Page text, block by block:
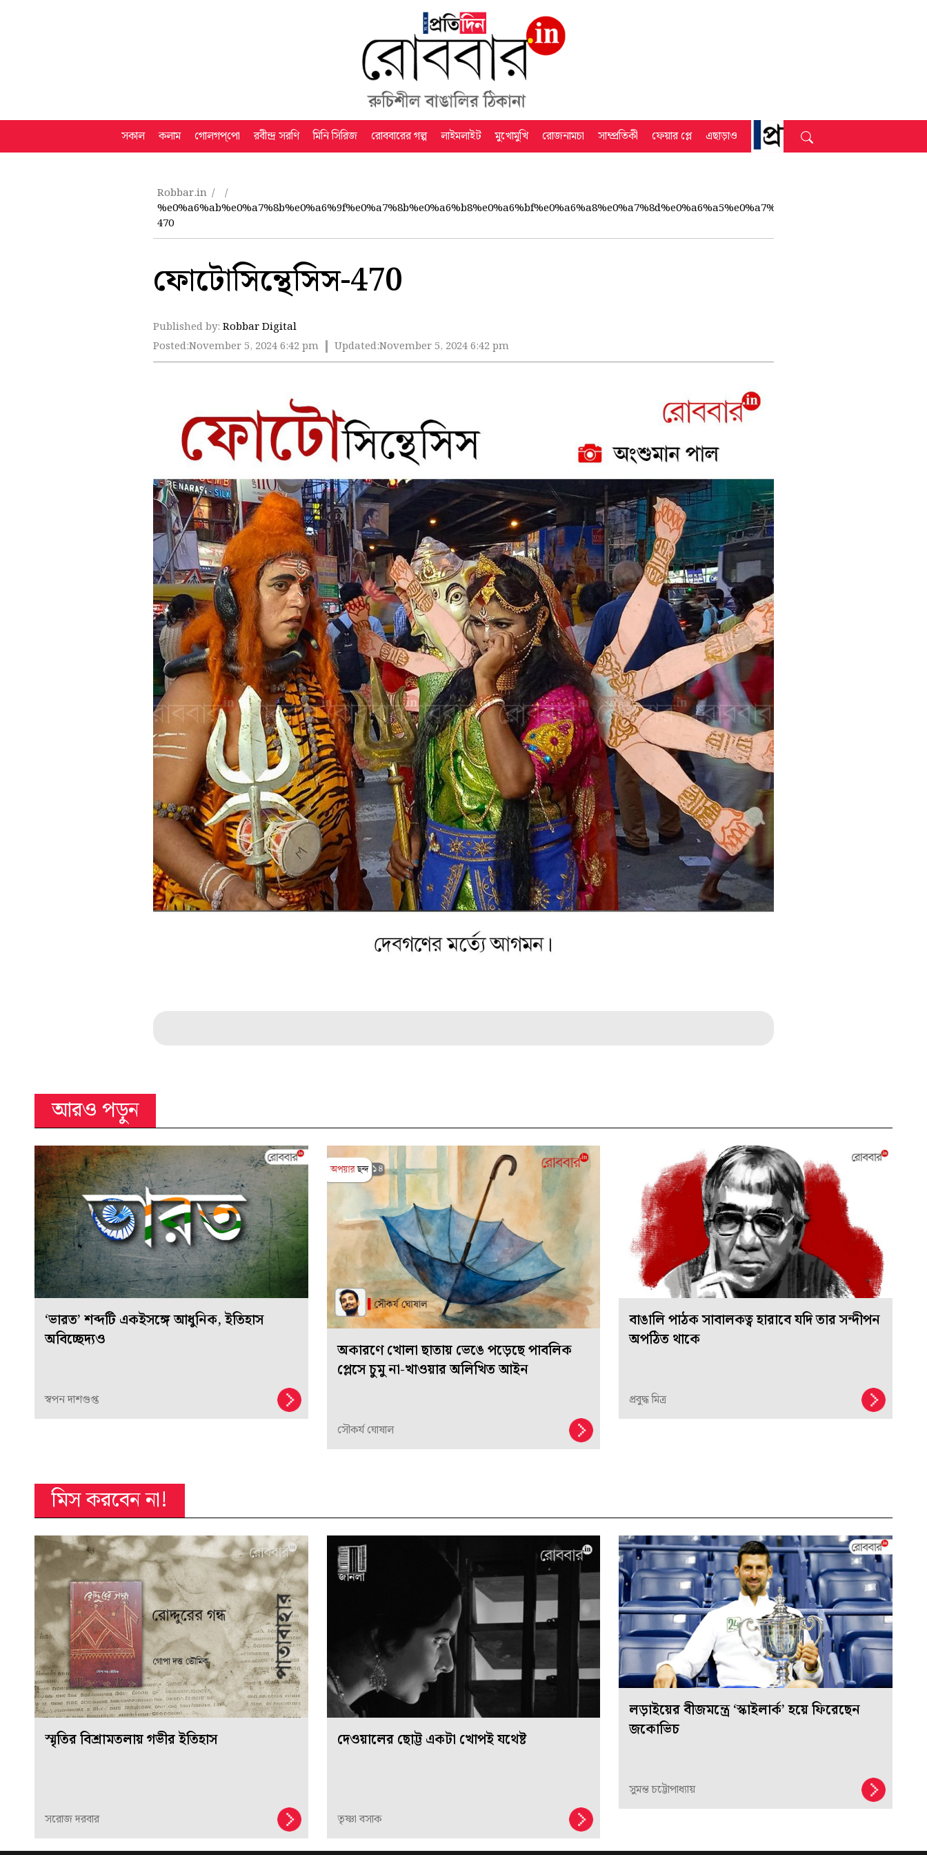
সকাল কলাম গোলগপ্‌পো রবীন্দ্র সরণি মিনি সিরিজ রোববারের গল্প লাইমলাইট মুখোমুখি রোজনামচা সাম্প্রতিকী ফেয়ার প্লে এছাড়াও
Robbar.in
470
ফোটোসিন্থেসিস-470
Published by: Robbar Digital
Posted:November 5, 2024 6:42 pm Updated:November 5, 2024 6:42 pm
আরও পড়ুন
‘ভারত’ শব্দটি একইসঙ্গে আধুনিক, ইতিহাস
অবিচ্ছেদ্যও
স্বপন দাশগুপ্ত
অকারণে খোলা ছাতায় ভেঙে পড়েছে পাবলিক
প্লেসে চুমু না-খাওয়ার অলিখিত আইন
সৌকর্য ঘোষাল
বাঙালি পাঠক সাবালকত্ব হারাবে যদি তার সন্দীপন
অপঠিত থাকে
প্রবুদ্ধ মিত্র
মিস করবেন না!
স্মৃতির বিশ্রামতলায় গভীর ইতিহাস
সরোজ দরবার
দেওয়ালের ছোট্ট একটা খোপই যথেষ্ট
তৃষ্ণা বসাক
লড়াইয়ের বীজমন্ত্রে ‘স্কাইলার্ক’ হয়ে ফিরেছেন
জকোভিচ
সুমন্ত চট্টোপাধ্যায়